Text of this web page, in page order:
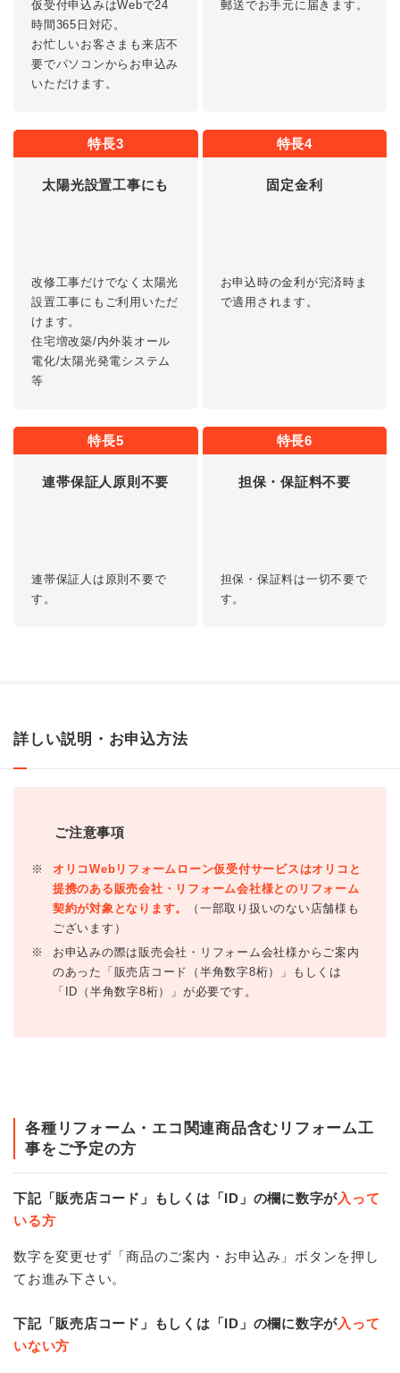
仮受付申込みはWebで24
時間365日対応。
お忙しいお客さまも来店不
要でパソコンからお申込み
いただけます。
郵送でお手元に届きます。
特長3
太陽光設置工事にも
改修工事だけでなく太陽光
設置工事にもご利用いただ
けます。
住宅増改築/内外装オール
電化/太陽光発電システム
等
特長4
固定金利
お申込時の金利が完済時ま
で適用されます。
特長5
連帯保証人原則不要
連帯保証人は原則不要で
す。
特長6
担保・保証料不要
担保・保証料は一切不要で
す。
詳しい説明・お申込方法
ご注意事項
※
オリコWebリフォームローン仮受付サービスはオリコと
提携のある販売会社・リフォーム会社様とのリフォーム
契約が対象となります。
（一部取り扱いのない店舗様も
ございます）
※
お申込みの際は販売会社・リフォーム会社様からご案内
のあった「販売店コード（半角数字8桁）」もしくは
「ID（半角数字8桁）」が必要です。
各種リフォーム・エコ関連商品含むリフォーム工
事をご予定の方
下記「販売店コード」もしくは「ID」の欄に数字が入って
いる方
数字を変更せず「商品のご案内・お申込み」ボタンを押し
てお進み下さい。
下記「販売店コード」もしくは「ID」の欄に数字が入って
いない方